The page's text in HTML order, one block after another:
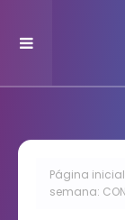
Página inicial
semana: